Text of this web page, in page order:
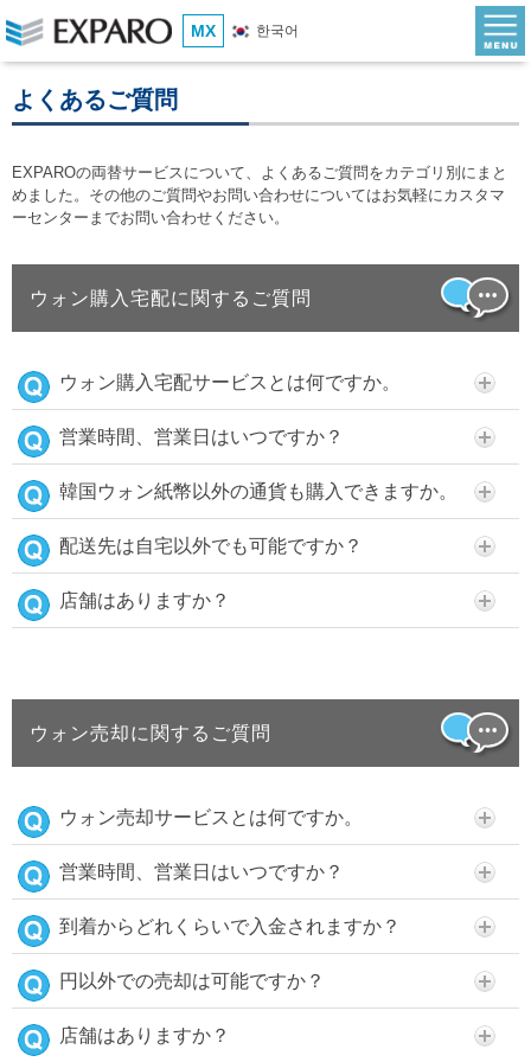
MX 한국어
よくあるご質問
EXPAROの両替サービスについて、よくあるご質問をカテゴリ別にまと
めました。その他のご質問やお問い合わせについてはお気軽にカスタマ
ーセンターまでお問い合わせください。
ウォン購入宅配に関するご質問
ウォン購入宅配サービスとは何ですか。
営業時間、営業日はいつですか？
韓国ウォン紙幣以外の通貨も購入できますか。
配送先は自宅以外でも可能ですか？
店舗はありますか？
ウォン売却に関するご質問
ウォン売却サービスとは何ですか。
営業時間、営業日はいつですか？
到着からどれくらいで入金されますか？
円以外での売却は可能ですか？
店舗はありますか？